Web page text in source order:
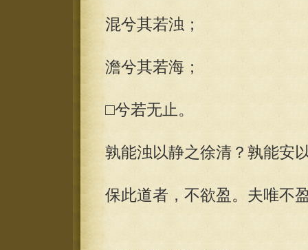
混兮其若浊；
澹兮其若海；
□兮若无止。
孰能浊以静之徐清？孰能安
保此道者，不欲盈。夫唯不